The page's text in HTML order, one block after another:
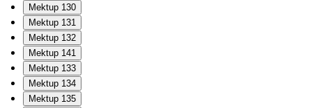
Mektup 130
Mektup 131
Mektup 132
Mektup 141
Mektup 133
Mektup 134
Mektup 135